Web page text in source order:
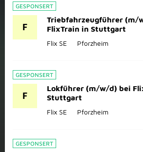
GESPONSERT
F
Triebfahrzeugführer (m/
FlixTrain in Stuttgart
Flix SE Pforzheim
GESPONSERT
F
Lokführer (m/w/d) bei
Stuttgart
Flix SE Pforzheim
GESPONSERT